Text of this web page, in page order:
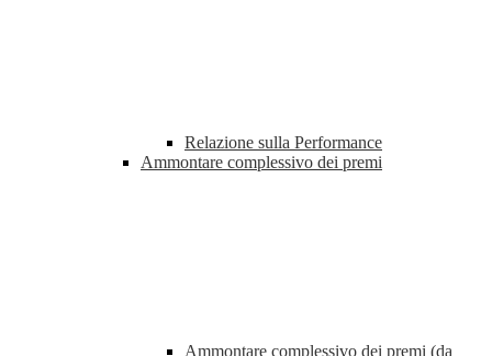
Relazione sulla Performance
Ammontare complessivo dei premi
Ammontare complessivo dei premi (da